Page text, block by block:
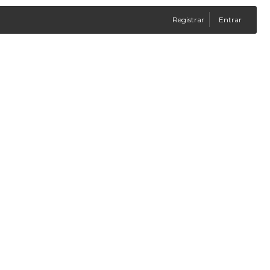
Registrar Entrar